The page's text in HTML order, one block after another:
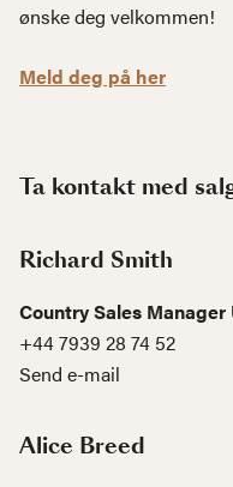
ønske deg velkommen!
Meld deg på her
Ta kontakt med
Richard Smith
Country Sales Manager
+44 7939 28 74 52
Send e-mail
Alice Breed